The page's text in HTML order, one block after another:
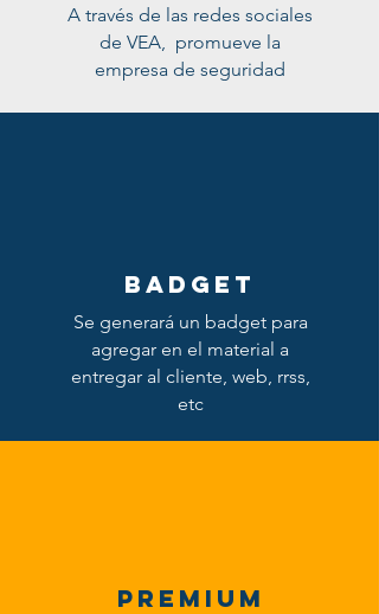
A través de las redes sociales
de VEA, promueve la
empresa de seguridad
badget
Se generará un badget para
agregar en el material a
entregar al cliente, web, rrss,
etc
premium